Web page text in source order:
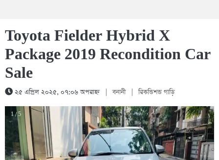
Toyota Fielder Hybrid X
Package 2019 Recondition Car
Sale
২৫ এপ্রিল ২০২৫, ০৭:০৬ অপরাহ্ন বনানী রিকন্ডিশন্ড গাড়ি
1 / 5